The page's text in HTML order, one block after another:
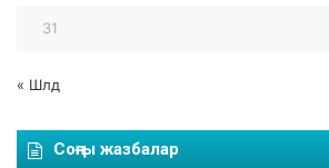
31
« Шлд
Соңғы жазбалар